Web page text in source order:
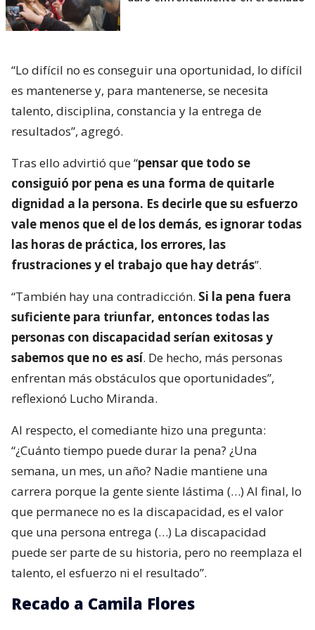
“Lo difícil no es conseguir una oportunidad, lo difícil
es mantenerse y, para mantenerse, se necesita
talento, disciplina, constancia y la entrega de
resultados”, agregó.
Tras ello advirtió que “pensar que todo se
consiguió por pena es una forma de quitarle
dignidad a la persona. Es decirle que su esfuerzo
vale menos que el de los demás, es ignorar todas
las horas de práctica, los errores, las
frustraciones y el trabajo que hay detrás”.
“También hay una contradicción. Si la pena fuera
suficiente para triunfar, entonces todas las
personas con discapacidad serían exitosas y
sabemos que no es así. De hecho, más personas
enfrentan más obstáculos que oportunidades”,
reflexionó Lucho Miranda.
Al respecto, el comediante hizo una pregunta:
“¿Cuánto tiempo puede durar la pena? ¿Una
semana, un mes, un año? Nadie mantiene una
carrera porque la gente siente lástima (…) Al final, lo
que permanece no es la discapacidad, es el valor
que una persona entrega (…) La discapacidad
puede ser parte de su historia, pero no reemplaza el
talento, el esfuerzo ni el resultado”.
Recado a Camila Flores